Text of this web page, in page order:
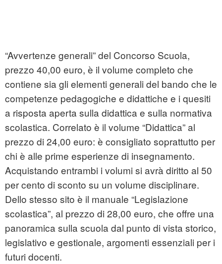
“Avvertenze generali” del Concorso Scuola,
prezzo 40,00 euro, è il volume completo che
contiene sia gli elementi generali del bando che le
competenze pedagogiche e didattiche e i quesiti
a risposta aperta sulla didattica e sulla normativa
scolastica. Correlato è il volume “Didattica” al
prezzo di 24,00 euro: è consigliato soprattutto per
chi è alle prime esperienze di insegnamento.
Acquistando entrambi i volumi si avrà diritto al 50
per cento di sconto su un volume disciplinare.
Dello stesso sito è il manuale “Legislazione
scolastica”, al prezzo di 28,00 euro, che offre una
panoramica sulla scuola dal punto di vista storico,
legislativo e gestionale, argomenti essenziali per i
futuri docenti.